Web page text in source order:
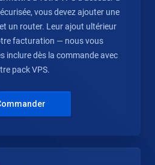
vous devez ajouter une
un router. Leur ajout ultérieur
facturation — nous vous
inclure dès la commande avec
pack VPS.